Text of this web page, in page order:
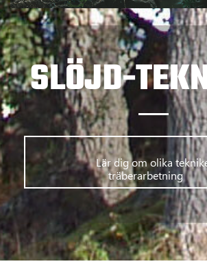
SLÖJD-
      	Lär dig om olika tekniker för
träberarbetning